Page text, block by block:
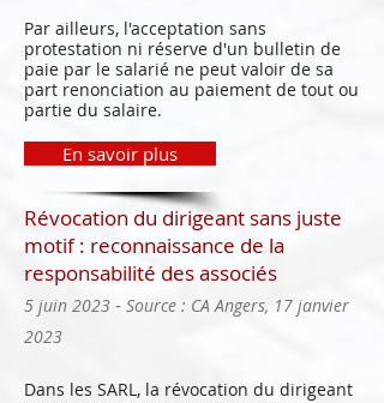
Par ailleurs, l'acceptation sans
protestation ni réserve d'un bulletin de
paie par le salarié ne peut valoir de sa
part renonciation au paiement de tout ou
partie du salaire.
En savoir plus
Révocation du dirigeant sans juste
motif : reconnaissance de la
responsabilité des associés
5 juin 2023 - Source : CA Angers, 17 janvier
2023
Dans les SARL, la révocation du dirigeant